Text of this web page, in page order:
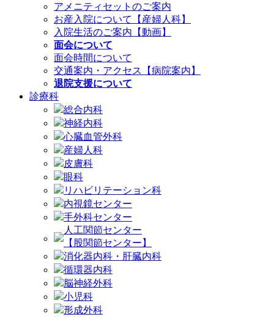
アメニティセットのご案内
お産入院について【産婦人科】
入院生活のご案内【動画】
面会について
面会時間について
交通案内・アクセス【病院案内】
退院支援について
診療科
総合内科
神経内科
心臓血管外科
産婦人科
皮膚科
眼科
リハビリテーション科
内視鏡センター
手外科センター
人工関節センター
【股関節センター】
消化器内科・肝臓内科
循環器内科
脳神経外科
小児科
形成外科